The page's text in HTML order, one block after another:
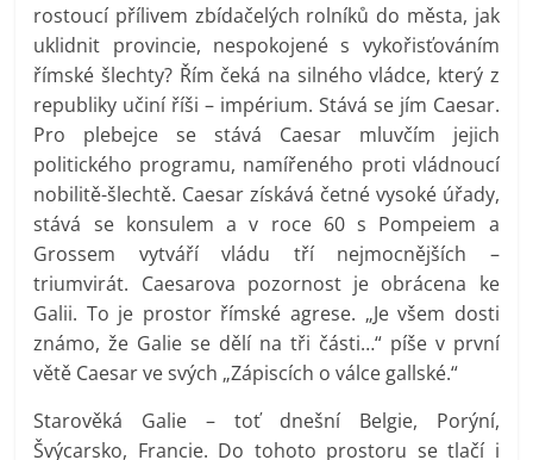
rostoucí přílivem zbídačelých rolníků do města, jak
uklidnit provincie, nespokojené s vykořisťováním
římské šlechty? Řím čeká na silného vládce, který z
republiky učiní říši – impérium. Stává se jím Caesar.
Pro plebejce se stává Caesar mluvčím jejich
politického programu, namířeného proti vládnoucí
nobilitě-šlechtě. Caesar získává četné vysoké úřady,
stává se konsulem a v roce 60 s Pompeiem a
Grossem vytváří vládu tří nejmocnějších –
triumvirát. Caesarova pozornost je obrácena ke
Galii. To je prostor římské agrese. „Je všem dosti
známo, že Galie se dělí na tři části…“ píše v první
větě Caesar ve svých „Zápiscích o válce gallské.“
Starověká Galie – toť dnešní Belgie, Porýní,
Švýcarsko, Francie. Do tohoto prostoru se tlačí i